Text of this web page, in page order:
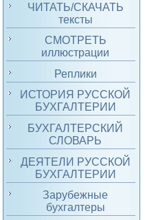
ЧИТАТЬ/СКАЧАТЬ
тексты
СМОТРЕТЬ
иллюстрации
Реплики
ИСТОРИЯ РУССКОЙ
БУХГАЛТЕРИИ
БУХГАЛТЕРСКИЙ
СЛОВАРЬ
ДЕЯТЕЛИ РУССКОЙ
БУХГАЛТЕРИИ
Зарубежные
бухгалтеры